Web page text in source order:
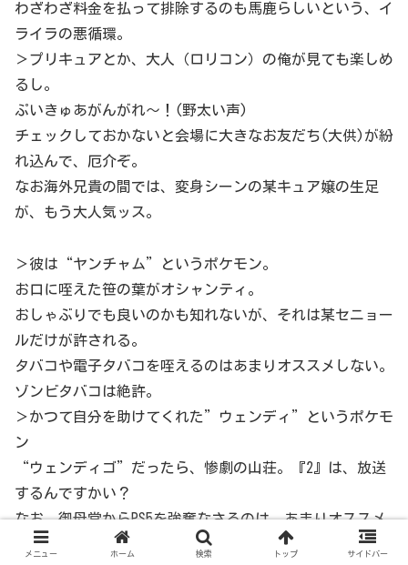
わざわざ料金を払って排除するのも馬鹿らしいという、イ
ライラの悪循環。
＞プリキュアとか、大人（ロリコン）の俺が見ても楽しめ
るし。
ぷいきゅあがんがれ〜！(野太い声)
チェックしておかないと会場に大きなお友だち(大供)が紛
れ込んで、厄介ぞ。
なお海外兄貴の間では、変身シーンの某キュア嬢の生足
が、もう大人気ッス。
＞彼は“ヤンチャム”というポケモン。
お口に咥えた笹の葉がオシャンティ。
おしゃぶりでも良いのかも知れないが、それは某セニョー
ルだけが許される。
タバコや電子タバコを咥えるのはあまりオススメしない。
ゾンビタバコは絶許。
＞かつて自分を助けてくれた”ウェンディ”というポケモ
ン
“ウェンディゴ”だったら、惨劇の山荘。『2』は、放送
するんですかい？
なお。御母堂からPS5を強奪なさるのは、あまりオススメ
しませんぜーっと。
メニュー ホーム 検索 トップ サイドバー